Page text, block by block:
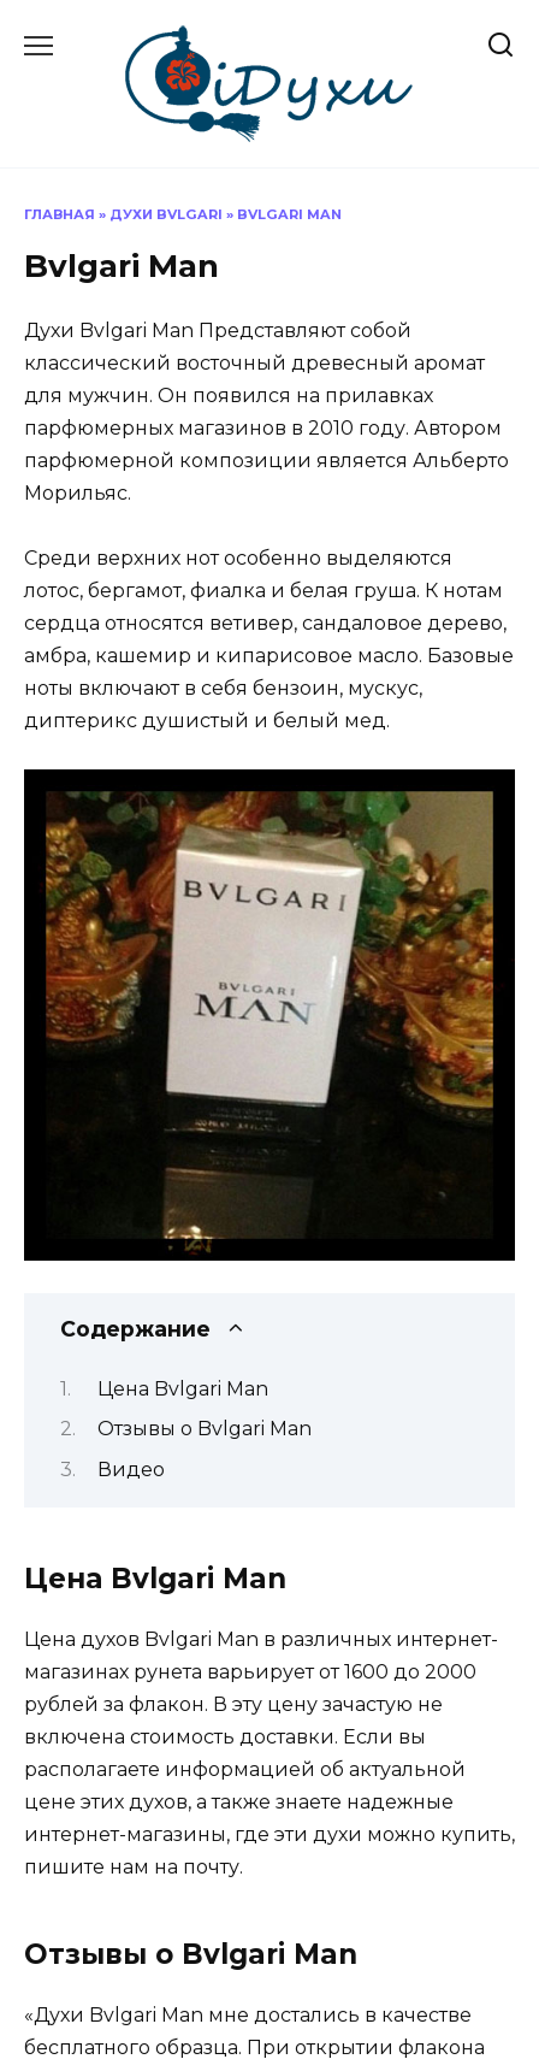
содержанию
ГЛАВНАЯ » ДУХИ BVLGARI » BVLGARI MAN
Bvlgari Man
Духи Bvlgari Man Представляют собой
классический восточный древесный аромат
для мужчин. Он появился на прилавках
парфюмерных магазинов в 2010 году. Автором
парфюмерной композиции является Альберто
Морильяс.
Среди верхних нот особенно выделяются
лотос, бергамот, фиалка и белая груша. К нотам
сердца относятся ветивер, сандаловое дерево,
амбра, кашемир и кипарисовое масло. Базовые
ноты включают в себя бензоин, мускус,
диптерикс душистый и белый мед.
Содержание
Цена Bvlgari Man
Отзывы о Bvlgari Man
Видео
Цена Bvlgari Man
Цена духов Bvlgari Man в различных интернет-
магазинах рунета варьирует от 1600 до 2000
рублей за флакон. В эту цену зачастую не
включена стоимость доставки. Если вы
располагаете информацией об актуальной
цене этих духов, а также знаете надежные
интернет-магазины, где эти духи можно купить,
пишите нам на почту.
Отзывы о Bvlgari Man
«Духи Bvlgari Man мне достались в качестве
бесплатного образца. При открытии флакона